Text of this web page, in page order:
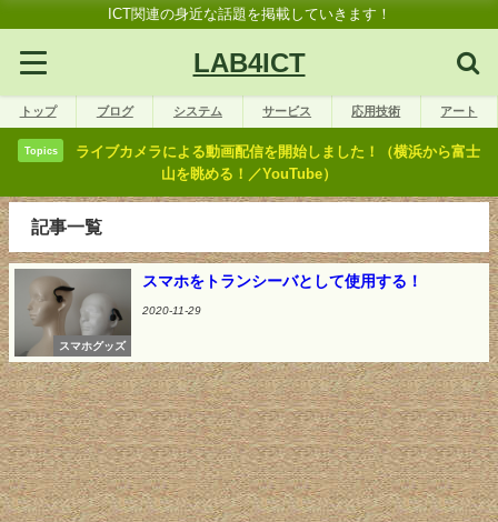
ICT関連の身近な話題を掲載していきます！
LAB4ICT
トップ ブログ システム サービス 応用技術 アート
Topics
ライブカメラによる動画配信を開始しました！（横浜から富士
山を眺める！／YouTube）
記事一覧
スマホグッズ
スマホをトランシーバとして使用する！
2020-11-29